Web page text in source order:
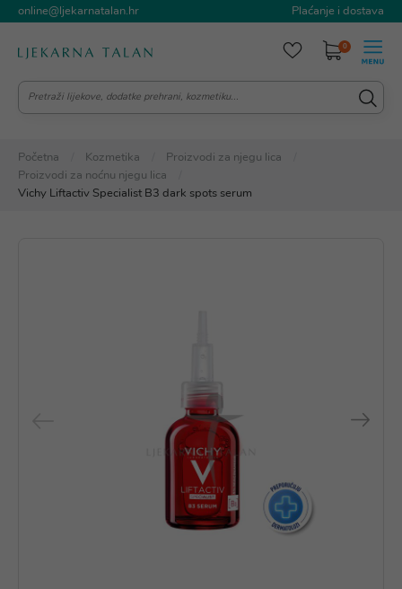
online@ljekarnatalan.hr Plaćanje i dostava
0
Početna Kozmetika
Proizvodi za njegu lica
Proizvodi za noćnu njegu lica
Vichy Liftactiv Specialist B3 dark spots serum